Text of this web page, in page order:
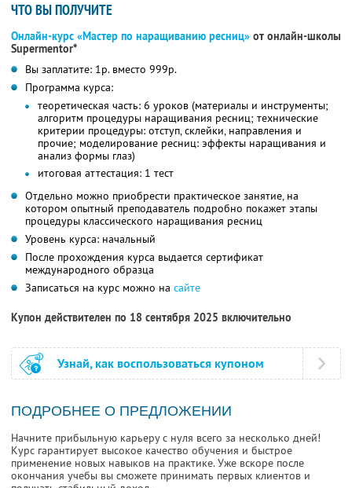
ЧТО ВЫ ПОЛУЧИТЕ
Онлайн-курс «Мастер по наращиванию ресниц» от онлайн-школы
Supermentor*
Вы заплатите: 1р. вместо 999р.
Программа курса:
теоретическая часть: 6 уроков (материалы и инструменты;
алгоритм процедуры наращивания ресниц; технические
критерии процедуры: отступ, склейки, направления и
прочие; моделирование ресниц: эффекты наращивания и
анализ формы глаз)
итоговая аттестация: 1 тест
Отдельно можно приобрести практическое занятие, на
котором опытный преподаватель подробно покажет этапы
процедуры классического наращивания ресниц
Уровень курса: начальный
После прохождения курса выдается сертификат
международного образца
Записаться на курс можно на сайте
Купон действителен по 18 сентября 2025 включительно
Узнай, как воспользоваться купоном
ПОДРОБНЕЕ О ПРЕДЛОЖЕНИИ
Начните прибыльную карьеру с нуля всего за несколько дней!
Курс гарантирует высокое качество обучения и быстрое
применение новых навыков на практике. Уже вскоре после
окончания учебы вы сможете принимать первых клиентов и